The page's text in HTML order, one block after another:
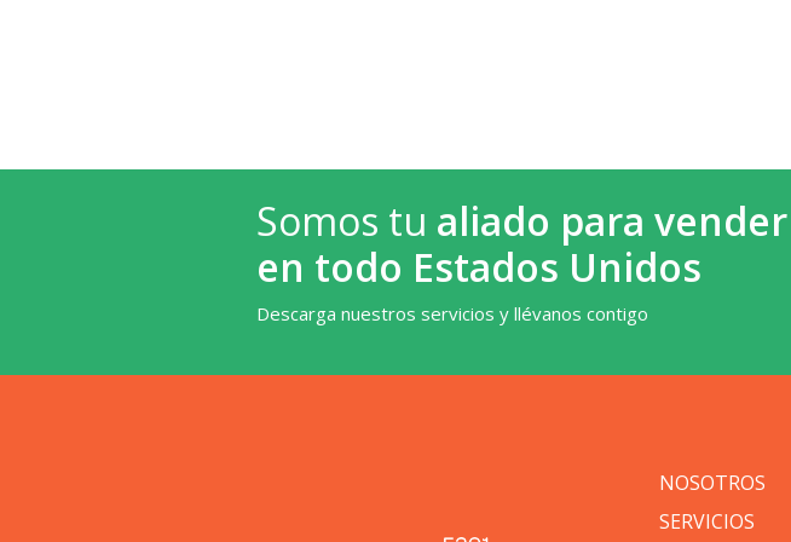
Somos tu aliado para vender
en todo Estados Unidos
Descarga nuestros servicios y llévanos contigo
NOSOTROS
SERVICIOS